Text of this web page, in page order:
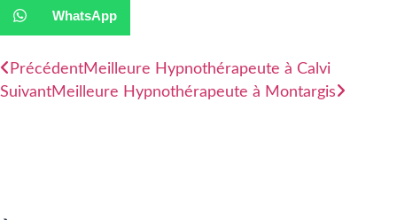
WhatsApp
PrécédentMeilleure Hypnothérapeute à Calvi
SuivantMeilleure Hypnothérapeute à Montargis